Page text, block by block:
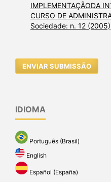
IMPLEMENTAÇÃODA
CURSO DE
Sociedade: n. 12 (2005)
ENVIAR SUBMISSÃO
IDIOMA
Português (Brasil)
English
Español (España)